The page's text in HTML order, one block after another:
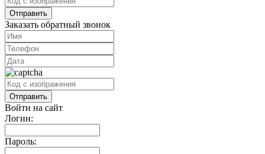
Заказать обратный звонок
Войти на сайт
Логин:
Пароль: